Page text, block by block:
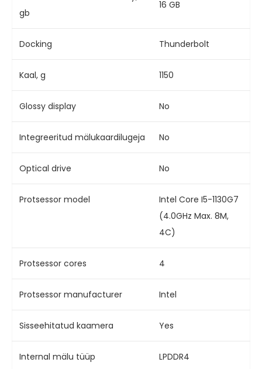
gb
16 GB
Docking Thunderbolt
Kaal, g 1150
Glossy display No
Integreeritud mälukaardilugeja No
Optical drive No
Protsessor model
Intel Core I5-1130G7
(4.0GHz Max. 8M,
4C)
Protsessor cores 4
Protsessor manufacturer Intel
Sisseehitatud kaamera Yes
Internal mälu tüüp LPDDR4